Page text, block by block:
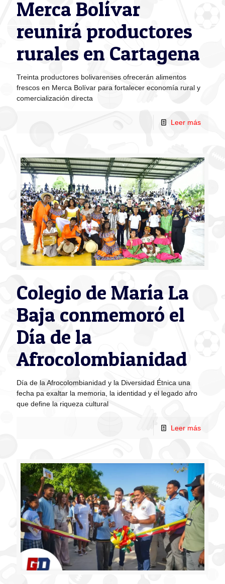
Merca Bolívar
reunirá productores
rurales en Cartagena
Treinta productores bolivarenses ofrecerán alimentos
frescos en Merca Bolívar para fortalecer economía rural y
comercialización directa
Leer más
Colegio de María La
Baja conmemoró el
Día de la
Afrocolombianidad
Día de la Afrocolombianidad y la Diversidad Étnica una
fecha pa exaltar la memoria, la identidad y el legado afro
que define la riqueza cultural
Leer más